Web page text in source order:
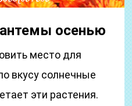
осенью
место для
вкусу солнечные
эти растения.